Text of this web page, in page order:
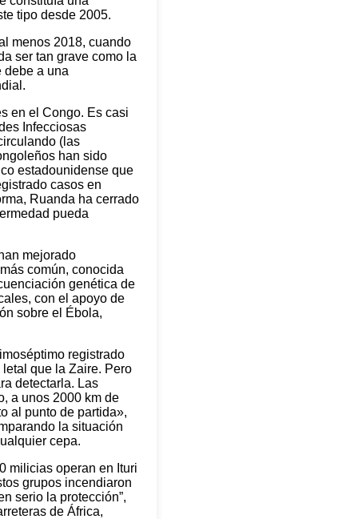
tipo desde 2005.
menos 2018, cuando
ser tan grave como la
debe a una
en el Congo. Es casi
Infecciosas
(las
han sido
estadounidense que
casos en
Ruanda ha cerrado
pueda
mejorado
común, conocida
genética de
con el apoyo de
sobre el Ébola,
registrado
que la Zaire. Pero
detectarla. Las
a unos 2000 km de
al punto de partida»,
la situación
cepa.
milicias operan en Ituri
grupos incendiaron
serio la protección”,
de África,